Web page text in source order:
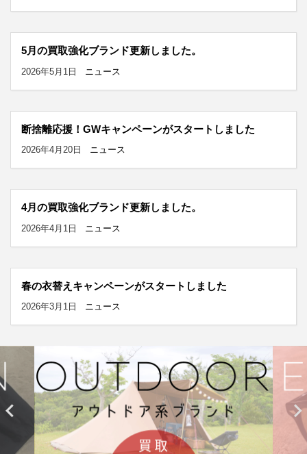
5月の買取強化ブランド更新しました。
2026年5月1日 ニュース
断捨離応援！GWキャンペーンがスタートしました
2026年4月20日 ニュース
4月の買取強化ブランド更新しました。
2026年4月1日 ニュース
春の衣替えキャンペーンがスタートしました
2026年3月1日 ニュース
 